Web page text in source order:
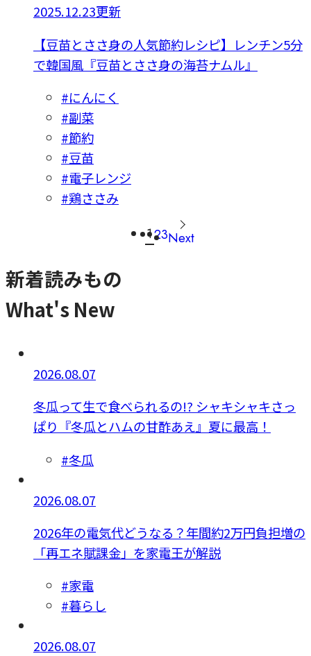
2025.12.23更新
【豆苗とささ身の人気節約レシピ】レンチン5分
で韓国風『豆苗とささ身の海苔ナムル』
#にんにく
#副菜
#節約
#豆苗
#電子レンジ
#鶏ささみ
123Next
新着読みもの
What's New
2026.08.07
冬瓜って生で食べられるの!? シャキシャキさっ
ぱり『冬瓜とハムの甘酢あえ』夏に最高！
#冬瓜
2026.08.07
2026年の電気代どうなる？年間約2万円負担増の
「再エネ賦課金」を家電王が解説
#家電
#暮らし
2026.08.07